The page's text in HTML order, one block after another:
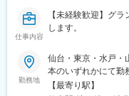
仕事内容
【未経験歓迎】グ
します。
勤務地
仙台・東京・水戸・
本のいずれかにて勤
迎☆直行直帰OK※配
【最寄り駅】